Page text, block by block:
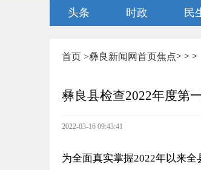
头条 时政 民
首页 >彝良新闻网 >
首页 >
焦点 >
彝良县检查2022年度第
2022-03-16 09:43:41
为全面真实掌握2022年以来